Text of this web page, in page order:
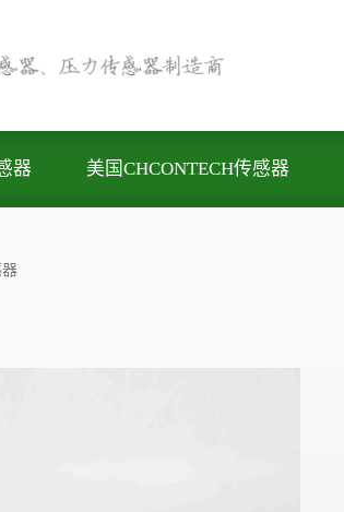
器 美国CHCONTECH传感器